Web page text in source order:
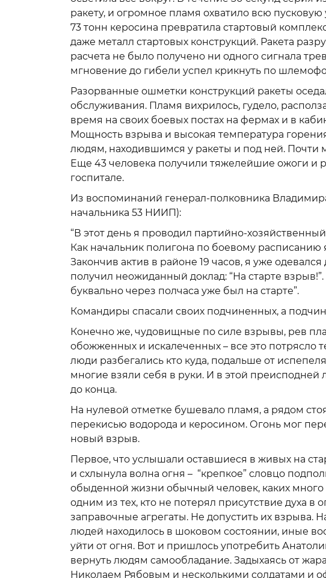
ракету, и огромное пламя охватило всю
73 тонн керосина превратила стартовый
даже металл стартовых конструкций. Ракета
расчета не было получено ни одного сигнала
мгновение до гибели успел крикнуть по
Разорванные ошметки конструкций ракеты
обслуживания. Пламя вихрилось, гудело,
время на своих боевых постах на фермах и в
Мощность взрыва и высокая температура
людям, находившимся у ракеты и под ней. Почти
Еще 43 человека получили тяжелейшие ожоги и
госпитале.
Из воспоминаний генерал-полковника
начальника 53 НИИП):
“В этот день я проводил партийно-
Как начальник полигона по боевому расписанию
Закончив актив в районе 19 часов, я уже
получил неожиданный доклад: “На старте
буквально через полчаса уже был на старте”.
Командиры спасали своих подчиненных, а
Конечно же, чудовищные по силе взрывы, рев
обожженных и искалеченных – все это потрясло
люди разбегались кто куда, подальше от
многие взяли себя в руки. И в этой
до конца.
На нулевой отметке бушевало пламя, а рядом
перекисью водорода и керосином. Огонь мог
новый взрыв.
Первое, что услышали оставшиеся в живых на
и схлынула волна огня – “крепкое” словцо
обыденной жизни обычный человек, каких много
одним из тех, кто не потерял присутствие духа в
заправочные агрегаты. Не допустить их взрыва.
людей находилось в шоковом состоянии, иные
уйти от огня. Вот и пришлось употребить
вернуть людям самообладание. Задыхаясь от
Николаем Рябовым и несколькими солдатами и